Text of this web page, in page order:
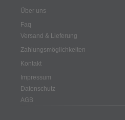
Über uns
Faq
Versand & Lieferung
Zahlungsmöglichkeiten
Kontakt
Impressum
Datenschutz
AGB